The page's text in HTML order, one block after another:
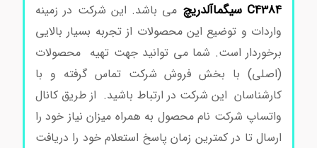
C4384سیگماآلدریچمی باشد. این شرکت در زمینه
واردات و توضیع این محصولات از تجربه بسیار بالایی
برخوردار است. شما می توانید جهت تهیه محصولات
(اصلی) با بخش فروش شرکت تماس گرفته و با
کارشناسان این شرکت در ارتباط باشید. از طریق کانال
واتساپ شرکت نام محصول به همراه میزان نیاز خود را
ارسال تا در کمترین زمان پاسخ استعلام خود را دریافت